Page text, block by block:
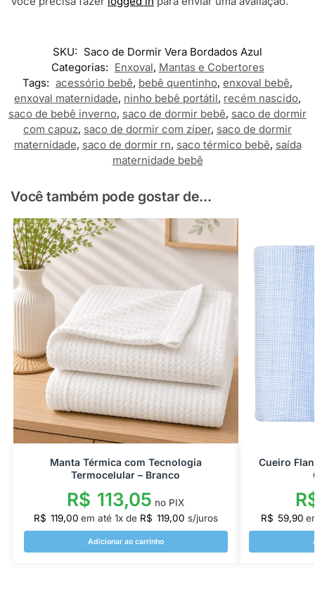
SKU: Saco de Dormir Vera Bordados Azul
Categorias: Enxoval, Mantas e Cobertores
Tags: acessório bebê, bebê quentinho, enxoval bebê,
enxoval maternidade, ninho bebê portátil, recém nascido,
saco de bebê inverno, saco de dormir bebê, saco de dormir
com capuz, saco de dormir com zíper, saco de dormir
maternidade, saco de dormir rn, saco térmico bebê, saída
maternidade bebê
Você também pode gostar de...
Manta Térmica com Tecnologia
Termocelular – Branco
R$ 113,05 no PIX
R$ 119,00 em até 1x de R$ 119,00 s/juros
Adicionar ao carrinho
Cueiro
R$ 59,90